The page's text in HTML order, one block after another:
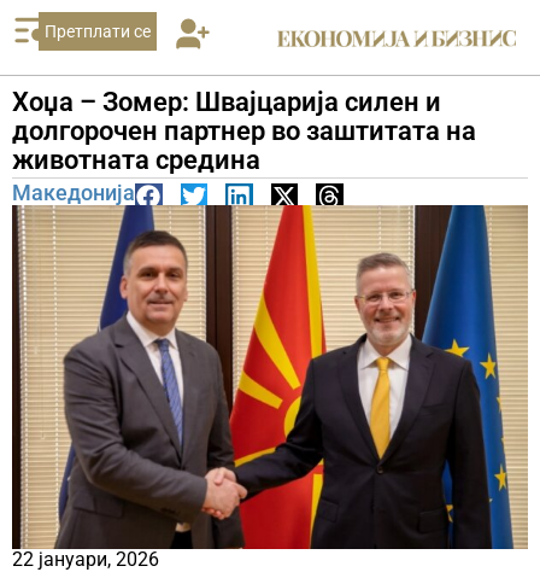
Претплати се
Хоџа – Зомер: Швајцарија силен и
долгорочен партнер во заштитата на
животната средина
Македонија
22 јануари, 2026